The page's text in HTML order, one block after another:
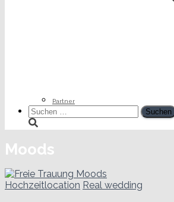
Partner
Suchen
nach:
Moods
Hochzeitlocation Real wedding